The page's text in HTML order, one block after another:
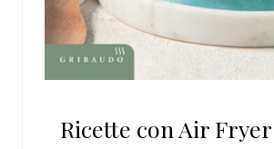
Ricette con Air